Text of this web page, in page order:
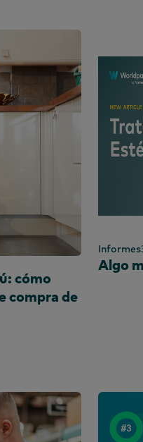
Filipinas
Portugal
Saudí
Reino Unido e Irlanda
Reino Unido
cómo
compra de
Informes
Algo